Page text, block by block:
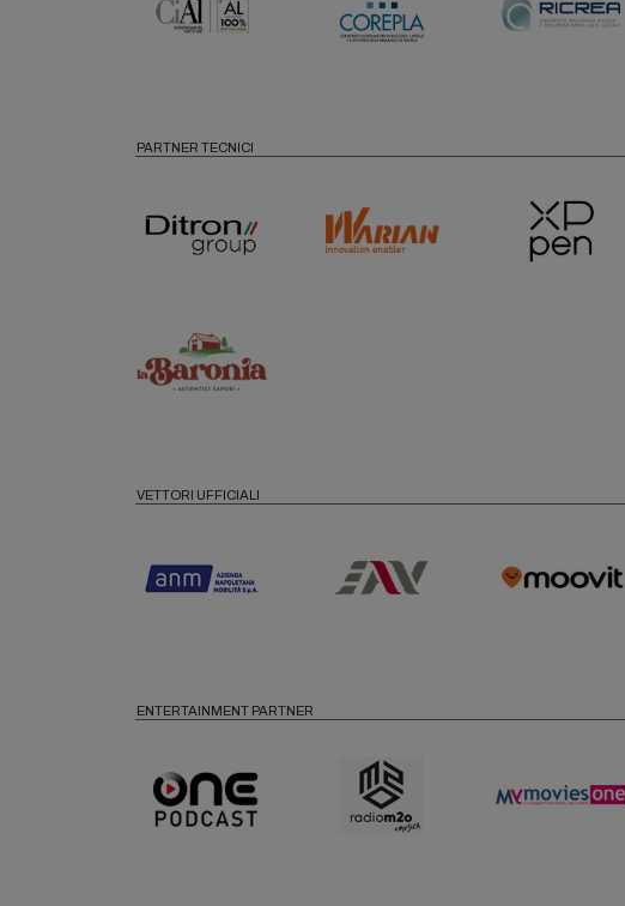
PARTNER TECNICI
VETTORI UFFICIALI
ENTERTAINMENT PARTNER